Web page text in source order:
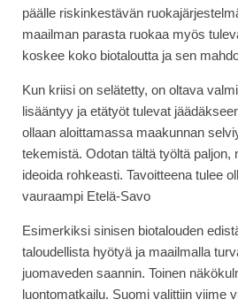
päälle riskinkestävän
maailman parasta ruokaa myös
koskee koko biotaloutta ja sen
Kun kriisi on selätetty, on oltava
lisääntyy ja etätyöt tulevat
ollaan aloittamassa maakunnan
tekemistä. Odotan tältä työltä paljon,
ideoida rohkeasti. Tavoitteena tulee
vauraampi Etelä-Savo
Esimerkiksi sinisen biotalouden
taloudellista hyötyä ja maailmalla
juomaveden saannin. Toinen
luontomatkailu. Suomi valittiin viime